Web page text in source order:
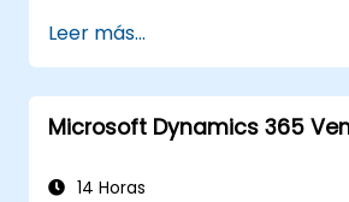
Optimizar los flujos de
el compromiso con los
automatización avanzada.
Capacitar a los equipos de
para el éxito del cliente y
Leer más...
Microsoft Dynamics 365
14 Horas